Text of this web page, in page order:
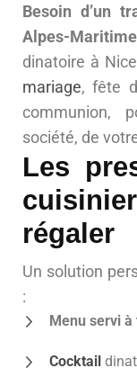
Besoin d’un
Alpes-
dinatoire à
mariage, fête
communion,
société, de
Les
régaler
Un solution
:
Menu servi
Cocktail